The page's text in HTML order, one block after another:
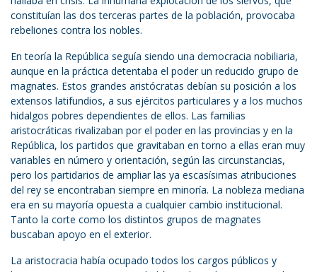
constituían las dos terceras partes de la población, provocaba
rebeliones contra los nobles.
En teoría la República seguía siendo una democracia nobiliaria,
aunque en la práctica detentaba el poder un reducido grupo de
magnates. Estos grandes aristócratas debían su posición a los
extensos latifundios, a sus ejércitos particulares y a los muchos
hidalgos pobres dependientes de ellos. Las familias
aristocráticas rivalizaban por el poder en las provincias y en la
República, los partidos que gravitaban en torno a ellas eran muy
variables en número y orientación, según las circunstancias,
pero los partidarios de ampliar las ya escasísimas atribuciones
del rey se encontraban siempre en minoría. La nobleza mediana
era en su mayoría opuesta a cualquier cambio institucional.
Tanto la corte como los distintos grupos de magnates
buscaban apoyo en el exterior.
La aristocracia había ocupado todos los cargos públicos y